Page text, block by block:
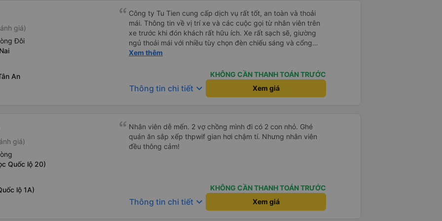
giá)
Đôi
An
Công ty Tu Tien cung cấp dịch vụ rất tốt, an toàn và thoải
mái. Thông tin về vị trí xe và các cuộc gọi từ nhân viên trên
xe trước khi đón khách rất hữu ích. Xe rất sạch sẽ, giường
ngủ thoải mái với nhiều tùy chọn đèn chiếu sáng và cổng
USB được đặt ở vị trí thuận tiện. Nhân viên rất lịch sự và xe
Xem thêm
KHÔNG CẦN THANH TOÁN TRƯỚC
Thông tin chi tiết keyboard_arrow_down Xem giá
giá)
Quốc lộ 20)
lộ 1A)
Nhân viên dễ mến. 2 vợ chồng mình đi có 2 con nhỏ. Ghé
quán ăn sắp xếp thpwif gian hơi chậm tí. Nhưng nhân viên
đều thông cảm!
KHÔNG CẦN THANH TOÁN TRƯỚC
Thông tin chi tiết keyboard_arrow_down Xem giá